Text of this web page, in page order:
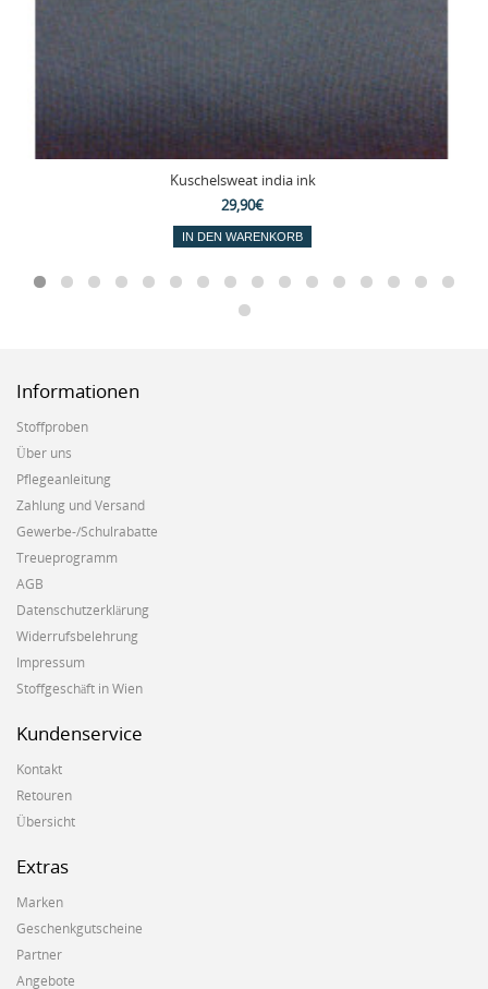
Kuschelsweat india ink
29,90€
IN DEN WARENKORB
Informationen
Stoffproben
Über uns
Pflegeanleitung
Zahlung und Versand
Gewerbe-/Schulrabatte
Treueprogramm
AGB
Datenschutzerklärung
Widerrufsbelehrung
Impressum
Stoffgeschäft in Wien
Kundenservice
Kontakt
Retouren
Übersicht
Extras
Marken
Geschenkgutscheine
Partner
Angebote